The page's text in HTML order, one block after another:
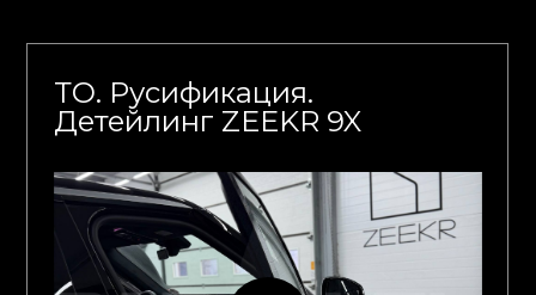
ТО. Русификация.
Детейлинг ZEEKR 9X